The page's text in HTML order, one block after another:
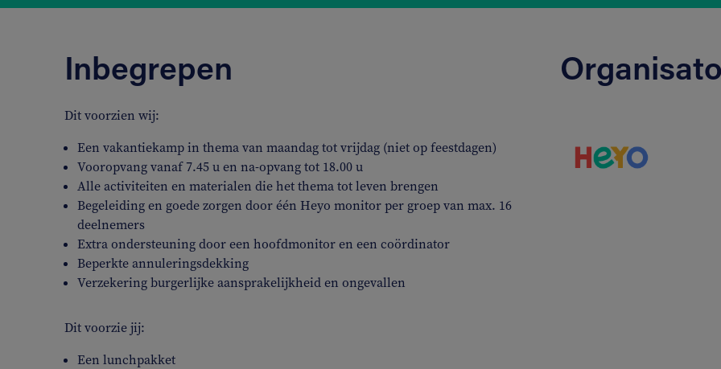
Inbegrepen
Dit voorzien wij:
Een vakantiekamp in thema van maandag tot vrijdag (niet op feestdagen)
Vooropvang vanaf 7.45 u en na-opvang tot 18.00 u
Alle activiteiten en materialen die het thema tot leven brengen
Begeleiding en goede zorgen door één Heyo monitor per groep van max. 16
deelnemers
Extra ondersteuning door een hoofdmonitor en een coördinator
Beperkte annuleringsdekking
Verzekering burgerlijke aansprakelijkheid en ongevallen
Dit voorzie jij:
Een lunchpakket